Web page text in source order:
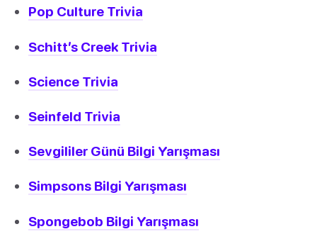
Pop Culture Trivia
Schitt’s Creek Trivia
Science Trivia
Seinfeld Trivia
Sevgililer Günü Bilgi Yarışması
Simpsons Bilgi Yarışması
Spongebob Bilgi Yarışması